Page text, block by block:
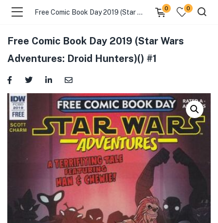
Free Comic Book Day 2019 (Star Wars Adventures: Droid Hunters)() #1
0 0
Free Comic Book Day 2019 (Star Wars
Adventures: Droid Hunters)() #1